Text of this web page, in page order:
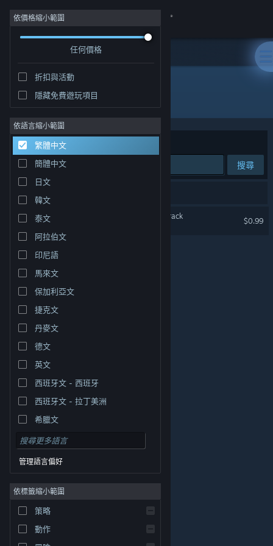
登入
社群
關於
客服
變更語言
取得 Steam 行動應用程式
檢視電腦版網頁
權人在美國與其它國家（地區）之財產。
Cookie
依價格縮小範圍
任何價格
折扣與活動
隱藏免費遊玩項目
依語言縮小範圍
繁體中文
簡體中文
日文
韓文
泰文
阿拉伯文
印尼語
馬來文
保加利亞文
捷克文
丹麥文
德文
英文
西班牙文 - 西班牙
西班牙文 - 拉丁美洲
希臘文
管理語言偏好
依標籤縮小範圍
策略
動作
開發人員: Abdenara
排序依據 相關性
搜尋
1 項相符的搜尋結果。
Clans to Kingdoms Soundtrack
$0.99